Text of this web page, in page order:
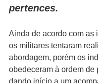
pertences.
Ainda de acordo com as
os militares tentaram
abordagem, porém os
obedeceram à ordem de
dando início a um